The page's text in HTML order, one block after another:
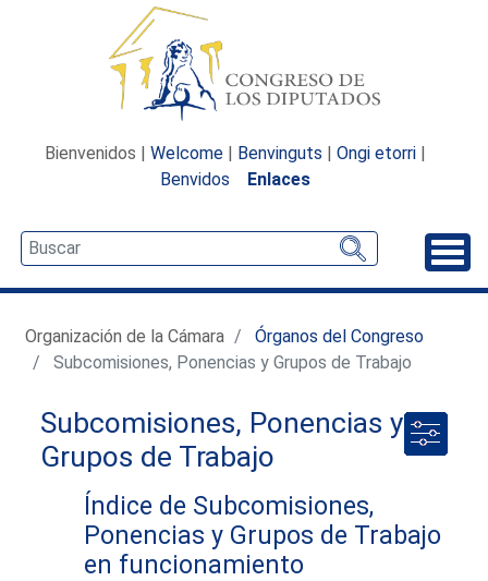
Bienvenidos | Welcome | Benvinguts | Ongi etorri |
Benvidos
Enlaces
Organización de la Cámara
Órganos del Congreso
Subcomisiones, Ponencias y Grupos de Trabajo
Subcomisiones, Ponencias y
Grupos de Trabajo
Índice de Subcomisiones,
Ponencias y Grupos de Trabajo
en funcionamiento